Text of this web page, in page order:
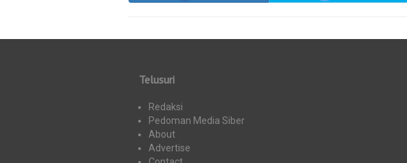
Telusuri
Redaksi
Pedoman Media Siber
About
Advertise